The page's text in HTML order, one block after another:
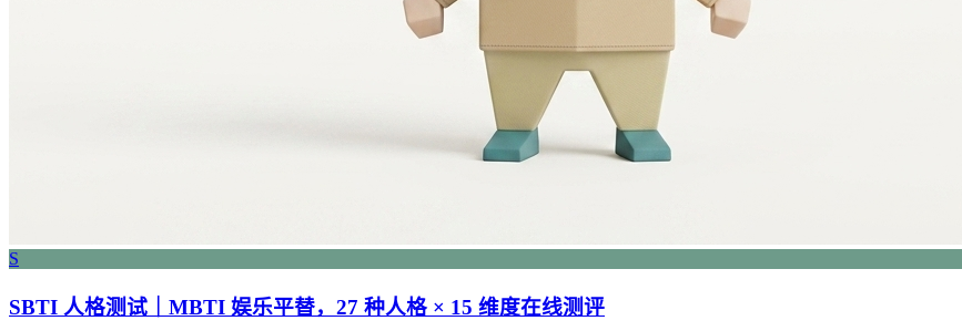
S
SBTI 人格测试｜MBTI 娱乐平替，27 种人格 × 15 维度在线测评